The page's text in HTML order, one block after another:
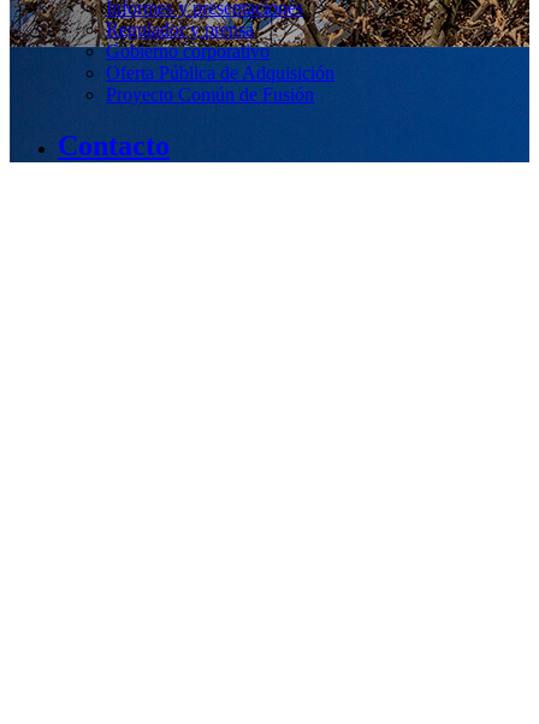
Informes y presentaciones
Regulador y prensa
Gobierno corporativo
Oferta Pública de Adquisición
Proyecto Común de Fusión
Contacto